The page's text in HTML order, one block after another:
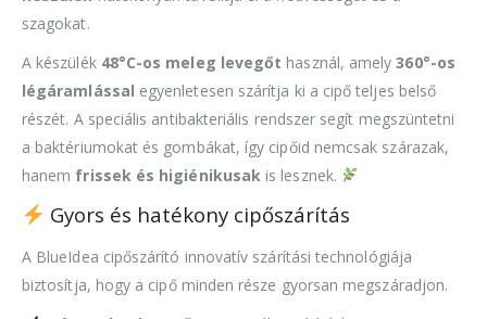
szagokat.
A készülék 48°C-os meleg levegőt használ, amely360°-os
légáramlással egyenletesen szárítja ki a cipő teljes belső
részét. A speciális antibakteriális rendszer segít megszüntetni
a baktériumokat és gombákat, így cipőid nemcsak szárazak,
hanem frissek és higiénikusak is lesznek.
Gyors és hatékony cipőszárítás
A BlueIdea cipőszárító innovatív szárítási technológiája
biztosítja, hogy a cipő minden része gyorsan megszáradjon.